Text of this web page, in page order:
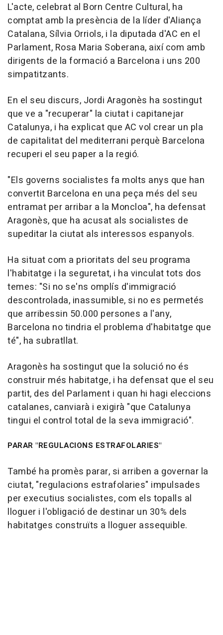
L'acte, celebrat al Born Centre Cultural, ha
comptat amb la presència de la líder d'Aliança
Catalana, Sílvia Orriols, i la diputada d'AC en el
Parlament, Rosa Maria Soberana, així com amb
dirigents de la formació a Barcelona i uns 200
simpatitzants.
En el seu discurs, Jordi Aragonès ha sostingut
que ve a "recuperar" la ciutat i capitanejar
Catalunya, i ha explicat que AC vol crear un pla
de capitalitat del mediterrani perquè Barcelona
recuperi el seu paper a la regió.
"Els governs socialistes fa molts anys que han
convertit Barcelona en una peça més del seu
entramat per arribar a la Moncloa", ha defensat
Aragonès, que ha acusat als socialistes de
supeditar la ciutat als interessos espanyols.
Ha situat com a prioritats del seu programa
l'habitatge i la seguretat, i ha vinculat tots dos
temes: "Si no se'ns omplís d'immigració
descontrolada, inassumible, si no es permetés
que arribessin 50.000 persones a l'any,
Barcelona no tindria el problema d'habitatge que
té", ha subratllat.
Aragonès ha sostingut que la solució no és
construir més habitatge, i ha defensat que el seu
partit, des del Parlament i quan hi hagi eleccions
catalanes, canviarà i exigirà "que Catalunya
tingui el control total de la seva immigració".
PARAR "REGULACIONS ESTRAFOLARIES"
També ha promès parar, si arriben a governar la
ciutat, "regulacions estrafolaries" impulsades
per executius socialistes, com els topalls al
lloguer i l'obligació de destinar un 30% dels
habitatges construïts a lloguer assequible.